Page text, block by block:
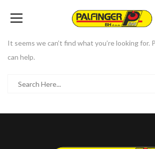
It seems we can’t find what you’re looking for.
can help.